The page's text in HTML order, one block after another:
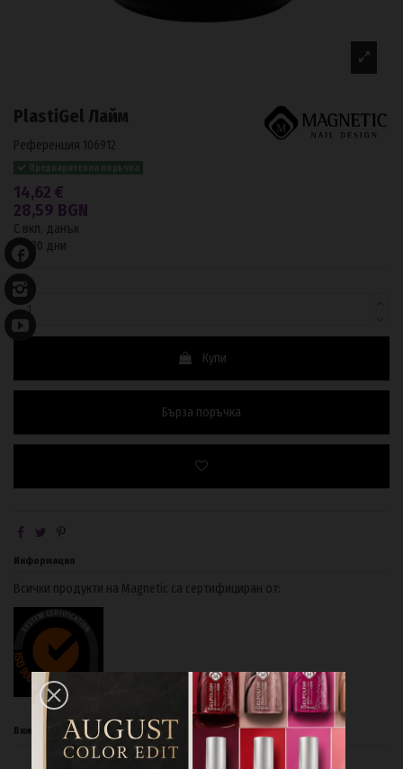
PlastiGel Лайм
Референция 106912
14,62 €
28,59 BGN
С вкл. данък
До 30 дни
Купи
Бърза поръчка
Информация
Всички продукти на Magnetic са сертифициран от:
Вижте също и: